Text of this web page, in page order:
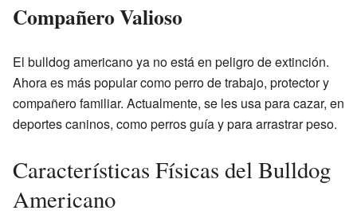
Compañero Valioso
El bulldog americano ya no está en peligro de extinción.
Ahora es más popular como perro de trabajo, protector y
compañero familiar. Actualmente, se les usa para cazar, en
deportes caninos, como perros guía y para arrastrar peso.
Características Físicas del Bulldog
Americano